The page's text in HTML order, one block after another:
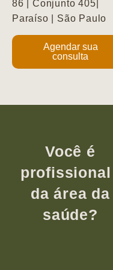
86 | Conjunto 405|
Paraíso | São Paulo
Agendar sua
consulta
Você é
profissional
da área da
saúde?